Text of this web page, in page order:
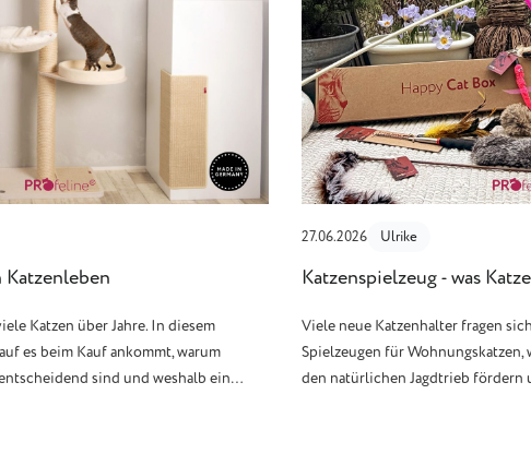
Katzenleben
Katzen über Jahre. In diesem
es beim Kauf ankommt, warum
sind und weshalb ein
27.06.2026 Ulrike
Katzenspielzeug - was
Viele neue Katzenhalter fragen
Spielzeugen für
den natürlichen Jagdtrieb fördern